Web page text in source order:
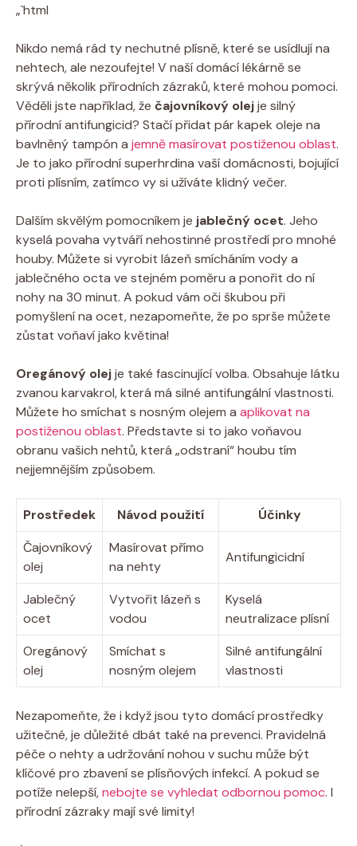
„`html
Nikdo nemá rád ty nechutné plísně, které se usídlují na
nehtech, ale nezoufejte! V naší domácí lékárně se
skrývá několik přírodních zázraků, které mohou pomoci.
Věděli jste například, že čajovníkový olejje silný
přírodní antifungicid? Stačí přidat pár kapek oleje na
bavlněný tampón a jemně masírovat postiženou oblast.
Je to jako přírodní superhrdina vaší domácnosti, bojující
proti plísním, zatímco vy si užíváte klidný večer.
Dalším skvělým pomocníkem je jablečný ocet. Jeho
kyselá povaha vytváří nehostinné prostředí pro mnohé
houby. Můžete si vyrobit lázeň smícháním vody a
jablečného octa ve stejném poměru a ponořit do ní
nohy na 30 minut. A pokud vám oči škubou při
pomyšlení na ocet, nezapomeňte, že po sprše můžete
zůstat voňaví jako květina!
Oregánový olejje také fascinující volba. Obsahuje látku
zvanou karvakrol, která má silné antifungální vlastnosti.
Můžete ho smíchat s nosným olejem a aplikovat na
postiženou oblast. Představte si to jako voňavou
obranu vašich nehtů, která „odstraní“ houbu tím
nejjemnějším způsobem.
Prostředek Návod použití
Účinky
Čajovníkový
olej
Masírovat přímo
na nehty
Antifungicidní
Jablečný
ocet
Vytvořit lázeň s
vodou
Kyselá
neutralizace plísní
Oregánový
olej
Smíchat s
nosným olejem
Silné antifungální
vlastnosti
Nezapomeňte, že i když jsou tyto domácí prostředky
užitečné, je důležité dbát také na prevenci. Pravidelná
péče o nehty a udržování nohou v suchu může být
klíčové pro zbavení se plísňových infekcí. A pokud se
potíže nelepší,nebojte se vyhledat odbornou pomoc. I
přírodní zázraky mají své limity!